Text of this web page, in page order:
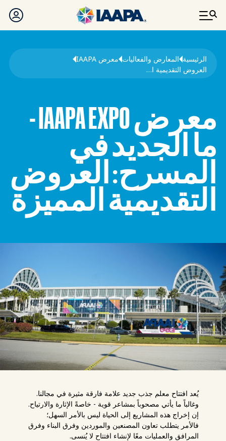
تجاوز إلى المحتوى الرئيسي
مسار التنقل
الرئيسية المعارض والفعاليات معرض IAAPA
العروض التقديمية المميزة في معرض IAAPA Expo
معرض IAAPA EXPO -
ما الجديد في
المسرح: العروض
التقديمية المميزة
يُعد افتتاح معلم جذب جديد علامة فارقة مثيرة في مجالنا.
وغالباً ما يأتي مصحوباً بمشاعر قوية - خاصةً الإثارة والارتياح.
إن إخراج هذه المشاريع إلى الحياة ليس بالأمر السهل؛
فالأمر يتطلب تعاون المصنعين والموردين وفرق البناء وفرق
المرافق والعمليات معًا لإنشاء افتتاح لا يُنسى.